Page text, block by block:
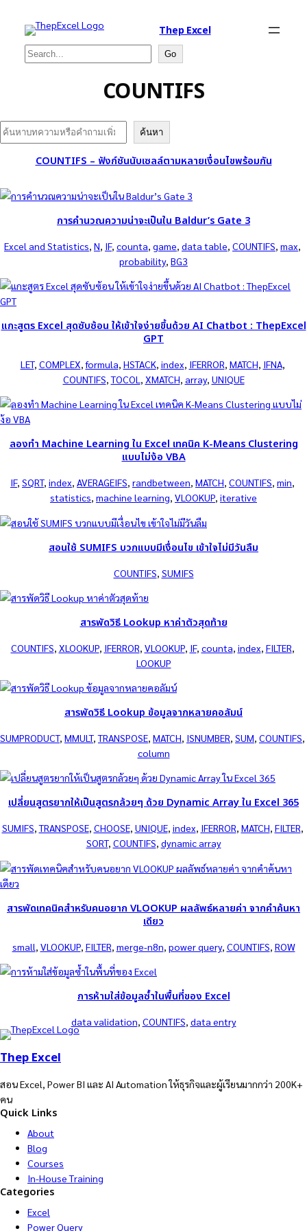
Thep Excel
Search Go
COUNTIFS
Search ค้นหา
COUNTIFS – ฟังก์ชันนับเซลล์ตามหลายเงื่อนไขพร้อมกัน
การคำนวณความน่าจะเป็นใน Baldur’s Gate 3
Excel and Statistics, N, IF, counta, game, data table, COUNTIFS, max
probability, BG3
แกะสูตร Excel สุดซับซ้อน ให้เข้าใจง่ายขึ้นด้วย AI Chatbot : ThepExcel
GPT
LET, COMPLEX, formula, HSTACK, index, IFERROR, MATCH, IFNA
COUNTIFS, TOCOL , XMATCH, array, UNIQUE
ลองทำ Machine Learning ใน Excel เทคนิค K-Means Clustering
แบบไม่ง้อ VBA
IF, SQRT, index, AVERAGEIFS, randbetween, MATCH, COUNTIFS, min
statistics, machine learning, VLOOKUP, iterative
สอนใช้ SUMIFS บวกแบบมีเงื่อนไข เข้าใจไม่มีวันลืม
COUNTIFS SUMIFS
สารพัดวิธี Lookup หาค่าตัวสุดท้าย
COUNTIFS, XLOOKUP, IFERROR, VLOOKUP, IF, counta, index, FILTER
LOOKUP
สารพัดวิธี Lookup ข้อมูลจากหลายคอลัมน์
SUMPRODUCT, MMULT, TRANSPOSE, MATCH, ISNUMBER, SUM, COUNTIFS
column
เปลี่ยนสูตรยากให้เป็นสูตรกล้วยๆ ด้วย Dynamic Array ใน Excel 365
SUMIFS, TRANSPOSE, CHOOSE, UNIQUE, index, IFERROR, MATCH, FILTER
SORT, COUNTIFS, dynamic array
สารพัดเทคนิคสำหรับคนอยาก VLOOKUP ผลลัพธ์หลายค่า จากคำค้นหา
เดียว
small VLOOKUP, FILTER merge-n8n power query, COUNTIFS ROW
การห้ามใส่ข้อมูลซ้ำในพื้นที่ของ Excel
data validation, COUNTIFS, data entry
Thep Excel
สอน Excel, Power BI และ AI Automation ให้ธุรกิจและผู้เรียนมากกว่า 200K+
คน
Quick Links
About
Blog
Courses
In-House Training
Categories
Excel
Power Query